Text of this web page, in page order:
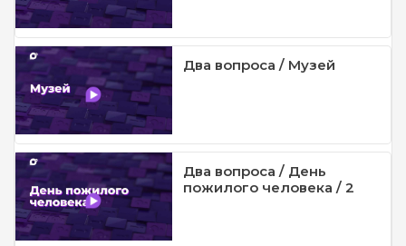
Два вопроса / Музей
Два вопроса / День
пожилого человека / 2